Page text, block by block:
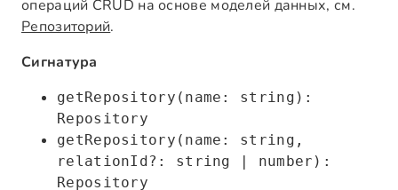
операций CRUD на основе моделей данных, см.
Репозиторий.
Сигнатура
getRepository(name: string):
Repository
getRepository(name: string,
relationId?: string | number):
Repository